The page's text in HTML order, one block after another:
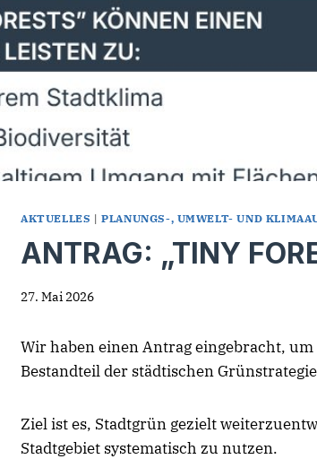
AKTUELLES |PLANUNGS-, UMWELT- UND
ANTRAG: „TINY
27. Mai 2026
Wir haben einen Antrag eingebracht, um
Bestandteil der städtischen
Ziel ist es, Stadtgrün gezielt
Stadtgebiet systematisch zu nutzen.